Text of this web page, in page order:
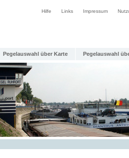
Hilfe Links Impressum
Pegelauswahl über Karte Pegelauswahl